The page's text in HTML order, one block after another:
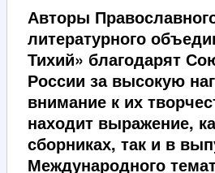
Авторы
литературного
Тихий» благодарят
России за высокую
внимание к их
находит выражение,
сборниках, так и в
Международного